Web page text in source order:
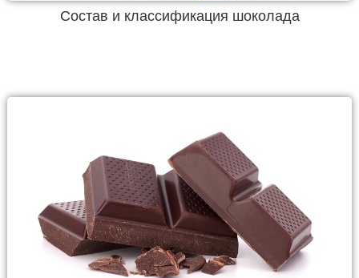
Состав и классификация шоколада